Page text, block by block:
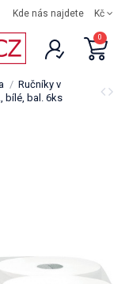
Kde nás najdete Kč
0
Ručníky v
bílé, bal. 6ks